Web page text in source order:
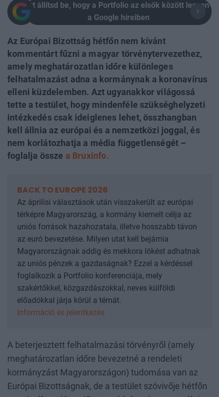
Itt állítsd be, hogy a Portfolio az elsők között legyen
a Google híreiben
Az Európai Bizottság hétfőn nem kívánt
kommentárt fűzni a magyar törvénytervezethez,
amely meghatározatlan időre különleges
felhatalmazást adna a kormánynak a koronavírus
elleni küzdelemben. Azt ugyanakkor világossá
tette a testület, hogy mindenféle szükséghelyzeti
intézkedés csak ideiglenes lehet, összhangban
kell állnia az európai és a nemzetközi joggal, és
nem korlátozhatja a média függetlenségét –
foglalja össze a Bruxinfo.
BACK TO EUROPE 2026
Az áprilisi választások után visszakerült az európai
térképre Magyarország, a kormány kiemelt célja az
uniós források hazahozatala, illetve hosszabb távon
az euró bevezetése. Milyen utat kell bejárnia
Magyarországnak addig és mekkora lökést adhatnak
az uniós pénzek a gazdaságnak? Ezzel a kérdéssel
foglalkozik a Portfolio konferenciája, mely
szakértőkkel, közgazdászokkal, neves külföldi
előadókkal járja körül a témát.
Információ és jelentkezés
A beterjesztett felhatalmazási törvényről (amely
meghatározatlan időre bevezetné a rendeleti
kormányzást Magyarországon) tudomása van az
Európai Bizottságnak, de a testület szóvivője hétfőn